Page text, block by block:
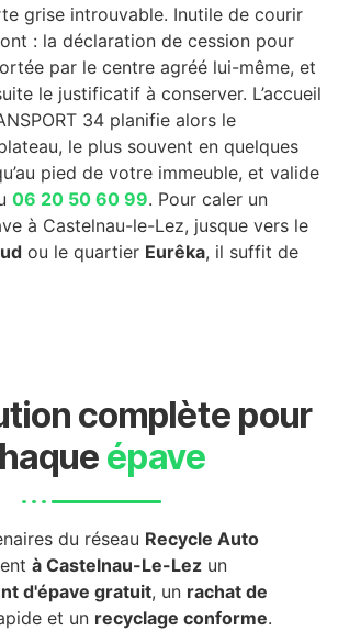
grise introuvable. Inutile de courir
: la déclaration de cession pour
par le centre agréé lui-même, et
le justificatif à conserver. L’accueil
34 planifie alors le
le plus souvent en quelques
pied de votre immeuble, et valide
06 20 50 60 99. Pour caler un
à Castelnau-le-Lez, jusque vers le
ou le quartier Eurêka, il suffit de
complète pour
épave
du réseau Recycle Auto
à Castelnau-Le-Lez un
d'épave gratuit, un rachat de
et un recyclage conforme.